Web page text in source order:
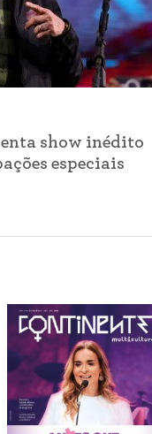
show inédito
especiais